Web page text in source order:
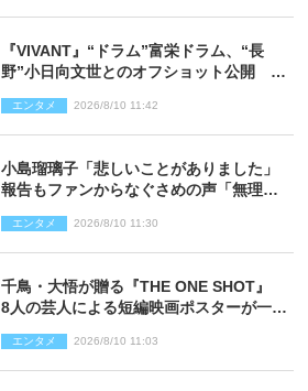
『VIVANT』“ドラム”富栄ドラム、“長
野”小日向文世とのオフショット公開
エンタメ 2026/8/10 11:42
小島瑠璃子「悲しいことがありました」
報告もファンからなぐさめの声「無理し
エンタメ 2026/8/10 11:30
千鳥・大悟が贈る『THE ONE SHOT』
8人の芸人による短編映画ポスターが一挙
エンタメ 2026/8/10 11:03